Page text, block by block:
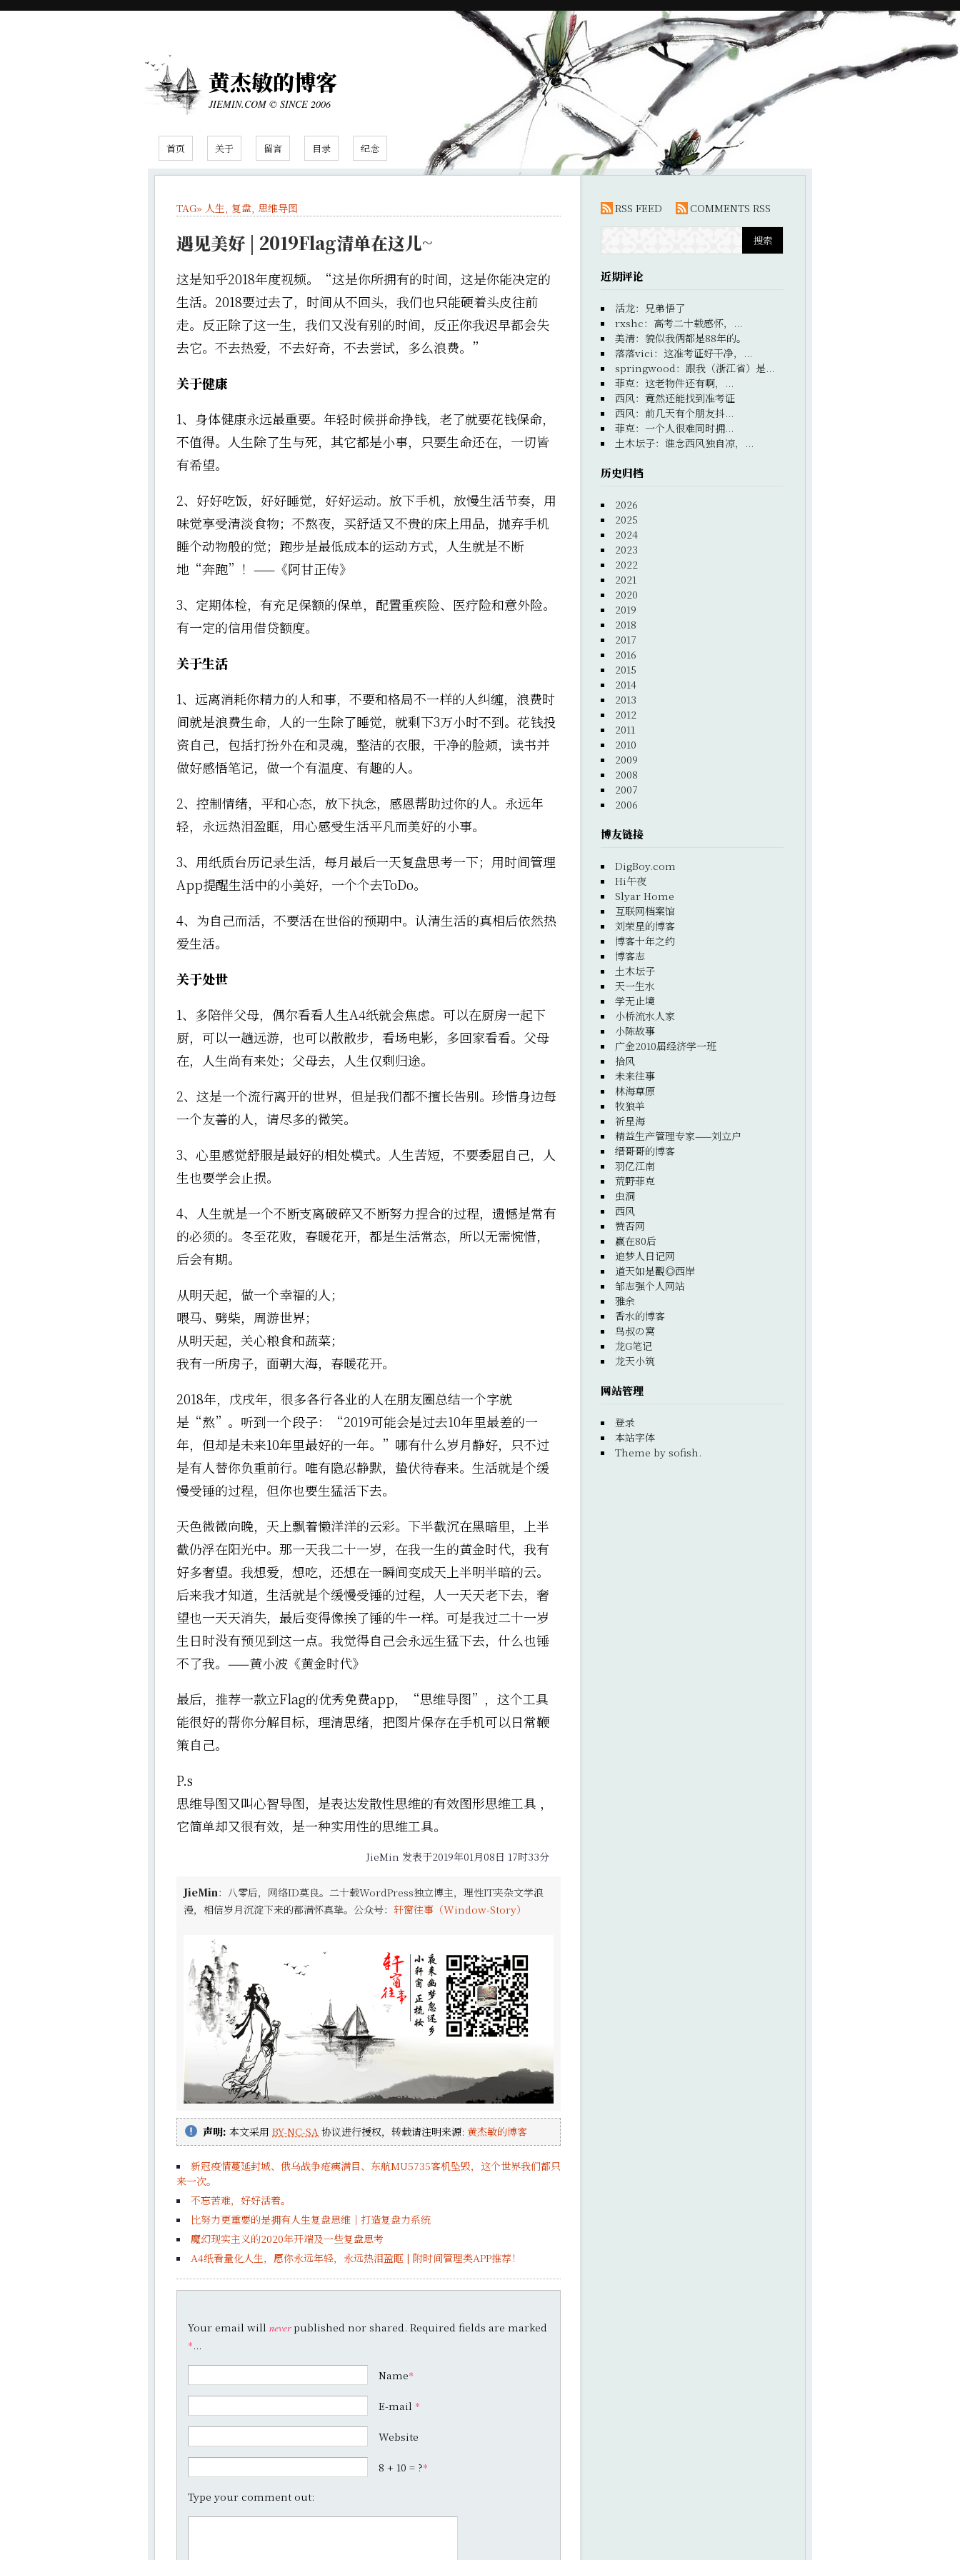
黄杰敏的博客
JIEMIN.COM © SINCE 2006
首页 关于 留言 目录 纪念
TAG» 人生, 复盘, 思维导图
遇见美好 | 2019Flag清单在这儿~
这是知乎2018年度视频。“这是你所拥有的时间，这是你能决定的
生活。2018要过去了，时间从不回头，我们也只能硬着头皮往前
走。反正除了这一生，我们又没有别的时间，反正你我迟早都会失
去它。不去热爱，不去好奇，不去尝试，多么浪费。”
关于健康
1、身体健康永远最重要。年轻时候拼命挣钱，老了就要花钱保命，
不值得。人生除了生与死，其它都是小事，只要生命还在，一切皆
有希望。
2、好好吃饭，好好睡觉，好好运动。放下手机，放慢生活节奏，用
味觉享受清淡食物；不熬夜，买舒适又不贵的床上用品，抛弃手机
睡个动物般的觉；跑步是最低成本的运动方式，人生就是不断
地“奔跑”！——《阿甘正传》
3、定期体检，有充足保额的保单，配置重疾险、医疗险和意外险。
有一定的信用借贷额度。
关于生活
1、远离消耗你精力的人和事，不要和格局不一样的人纠缠，浪费时
间就是浪费生命，人的一生除了睡觉，就剩下3万小时不到。花钱投
资自己，包括打扮外在和灵魂，整洁的衣服，干净的脸颊，读书并
做好感悟笔记，做一个有温度、有趣的人。
2、控制情绪，平和心态，放下执念，感恩帮助过你的人。永远年
轻，永远热泪盈眶，用心感受生活平凡而美好的小事。
3、用纸质台历记录生活，每月最后一天复盘思考一下；用时间管理
App提醒生活中的小美好，一个个去ToDo。
4、为自己而活，不要活在世俗的预期中。认清生活的真相后依然热
爱生活。
关于处世
1、多陪伴父母，偶尔看看人生A4纸就会焦虑。可以在厨房一起下
厨，可以一趟远游，也可以散散步，看场电影，多回家看看。父母
在，人生尚有来处；父母去，人生仅剩归途。
2、这是一个流行离开的世界，但是我们都不擅长告别。珍惜身边每
一个友善的人，请尽多的微笑。
3、心里感觉舒服是最好的相处模式。人生苦短，不要委屈自己，人
生也要学会止损。
4、人生就是一个不断支离破碎又不断努力捏合的过程，遗憾是常有
的必须的。冬至花败，春暖花开，都是生活常态，所以无需惋惜，
后会有期。
从明天起，做一个幸福的人；
喂马、劈柴，周游世界；
从明天起，关心粮食和蔬菜；
我有一所房子，面朝大海，春暖花开。
2018年，戊戌年，很多各行各业的人在朋友圈总结一个字就
是“熬”。听到一个段子：“2019可能会是过去10年里最差的一
年，但却是未来10年里最好的一年。”哪有什么岁月静好，只不过
是有人替你负重前行。唯有隐忍静默，蛰伏待春来。生活就是个缓
慢受锤的过程，但你也要生猛活下去。
天色微微向晚，天上飘着懒洋洋的云彩。下半截沉在黑暗里，上半
截仍浮在阳光中。那一天我二十一岁，在我一生的黄金时代，我有
好多奢望。我想爱，想吃，还想在一瞬间变成天上半明半暗的云。
后来我才知道，生活就是个缓慢受锤的过程，人一天天老下去，奢
望也一天天消失，最后变得像挨了锤的牛一样。可是我过二十一岁
生日时没有预见到这一点。我觉得自己会永远生猛下去，什么也锤
不了我。——黄小波《黄金时代》
最后，推荐一款立Flag的优秀免费app，“思维导图”，这个工具
能很好的帮你分解目标，理清思绪，把图片保存在手机可以日常鞭
策自己。
P.s
思维导图又叫心智导图，是表达发散性思维的有效图形思维工具 ，
它简单却又很有效，是一种实用性的思维工具。
JieMin 发表于2019年01月08日 17时33分
JieMin：八零后，网络ID莫良。二十载WordPress独立博主，理性IT夹杂文学浪
漫，相信岁月沉淀下来的都满怀真挚。公众号： 轩窗往事（Window-Story）
声明: 本文采用 BY-NC-SA 协议进行授权，转载请注明来源: 黄杰敏的博客
新冠疫情蔓延封城、俄乌战争疮痍满目、东航MU5735客机坠毁，这个世界我们都只
来一次。
不忘苦难，好好活着。
比努力更重要的是拥有人生复盘思维｜打造复盘力系统
魔幻现实主义的2020年开端及一些复盘思考
A4纸看量化人生，愿你永远年轻，永远热泪盈眶 | 附时间管理类APP推荐！
Your email will neverpublished nor shared. Required fields are marked
*...
Name*
E-mail *
Website
8 + 10 = ?*
Type your comment out:
RSS FEED COMMENTS RSS
近期评论
活龙： 兄弟悟了
rxshc： 高考二十载感怀，...
美清： 貌似我俩都是88年的。
落落vici ： 这准考证好干净，...
springwood ： 跟我（浙江省）是...
菲克： 这老物件还有啊，...
西风： 竟然还能找到准考证
西风： 前几天有个朋友抖...
菲克： 一个人很难同时拥...
土木坛子： 谁念西风独自凉，...
历史归档
2026
2025
2024
2023
2022
2021
2020
2019
2018
2017
2016
2015
2014
2013
2012
2011
2010
2009
2008
2007
2006
博友链接
DigBoy.com
Hi午夜
Slyar Home
互联网档案馆
刘荣星的博客
博客十年之约
博客志
土木坛子
天一生水
学无止境
小桥流水人家
小陈故事
广金2010届经济学一班
拾风
未来往事
林海草原
牧狼羊
祈星海
精益生产管理专家——刘立户
缙哥哥的博客
羽亿江南
荒野菲克
虫洞
西风
赞否网
赢在80后
追梦人日记网
道天如是觀◎西岸
邹志强个人网站
雅余
香水的博客
鸟叔の窝
龙G笔记
龙天小筑
网站管理
登录
本站字体
Theme by sofish.